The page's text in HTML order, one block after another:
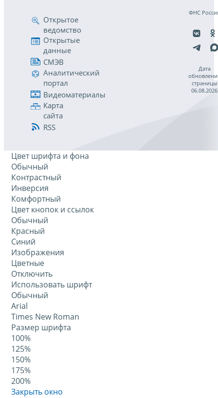
Открытое
ведомство
Открытые
данные
СМЭВ
Аналитический
портал
Видеоматериалы
Карта
сайта
RSS
ФНС
Дата
страницы
06.08.2026
Цвет шрифта и фона
Обычный
Контрастный
Инверсия
Комфортный
Цвет кнопок и ссылок
Обычный
Красный
Синий
Изображения
Цветные
Отключить
Использовать шрифт
Обычный
Arial
Times New Roman
Размер шрифта
100%
125%
150%
175%
200%
Закрыть окно